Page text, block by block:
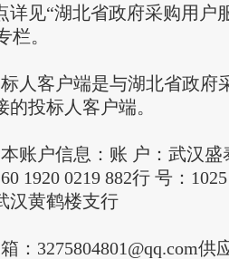
详见“湖北省政府采购用户
栏。
客户端是与湖北省政府
投标人客户端。
账户信息：账 户：武汉
1920 0219 882行 号：
汉黄鹤楼支行
3275804801@qq.com供